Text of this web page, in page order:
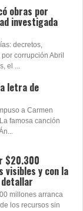
obras por
investigada
decretos,
corrupción Abril
el ...
letra de
a Carmen
famosa canción
$20.300
visibles y con la
millones arranca
los recursos sin